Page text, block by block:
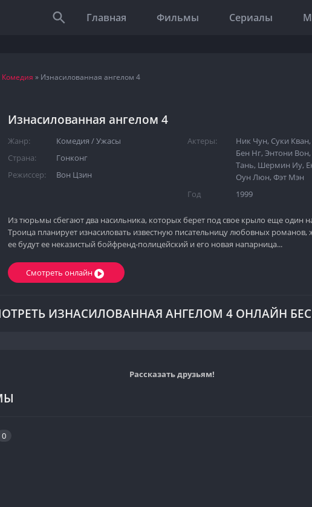
Главная Фильмы Сериалы
Комедия » Изнасилованная ангелом 4
Изнасилованная ангелом 4
Жанр: Комедия /Ужасы
Страна:
Гонконг
Режиссер:
Вон Цзин
Актеры: Ник Чун, Суки Кван,
Бен Нг, Энтони Вон,
Тань, Шермин Иу,
Оун Люн, Фэт Мэн
Год
1999
Из тюрьмы сбегают два насильника, которых берет под свое крыло еще один
Троица планирует изнасиловать известную писательницу любовных
ее будут ее неказистый бойфренд-полицейский и его новая напарница...
Смотреть онлайн
ИЗНАСИЛОВАННАЯ АНГЕЛОМ 4 ОНЛАЙН
Рассказать друзьям!
0